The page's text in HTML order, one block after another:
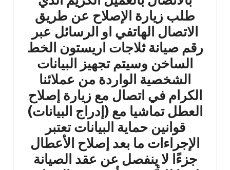
طلب زيارة الإصلاح عن طريق
الاتصال الهاتفي او الرسائل عبر
رقم صيانة ثلاجات اريستون الخط
الساخن وسيتم تجهيز البيانات
الشخصية الواردة من عملائنا
الكرام في اتصال مع زيارة إصلاح
العطل تماشيا مع (إدراج البيانات)
قوانين حماية البيانات تعتبر
الإجراءات ما بعد إصلاح الأعطال
جزءًا لا ينفصل عن عقد الصيانة